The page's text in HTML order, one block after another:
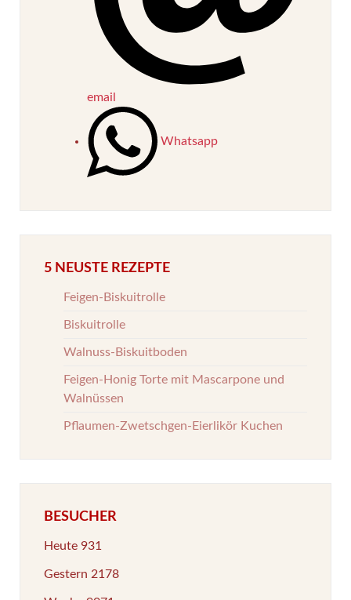
email
Whatsapp
5 NEUSTE REZEPTE
Feigen-Biskuitrolle
Biskuitrolle
Walnuss-Biskuitboden
Feigen-Honig Torte mit Mascarpone und
Walnüssen
Pflaumen-Zwetschgen-Eierlikör Kuchen
BESUCHER
Heute 931
Gestern 2178